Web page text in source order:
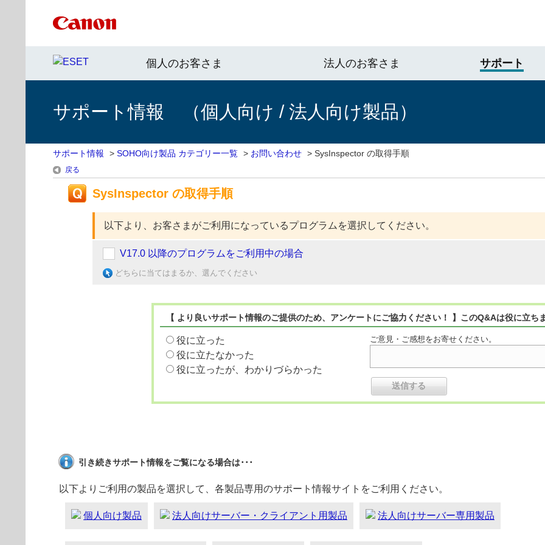
個人のお客さま 法人のお客さま サポート
サポート情報 （個人向け / 法人向け製品）
サポート情報 > SOHO向け製品 カテゴリー一覧 > お問い合わせ > SysInspector の取得手順
戻る
SysInspector の取得手順
以下より、お客さまがご利用になっているプログラムを選択してください。
V17.0 以降のプログラムをご利用中の場合
どちらに当てはまるか、選んでください
【 より良いサポート情報のご提供のため、アンケートにご協力ください！ 】このQ&Aは役に立ち
役に立った
役に立たなかった
役に立ったが、わかりづらかった
ご意見・ご感想をお寄せください。
引き続きサポート情報をご覧になる場合は･･･
以下よりご利用の製品を選択して、各製品専用のサポート情報サイトをご利用ください。
個人向け製品 法人向けサーバー・クライアント用製品 法人向けサーバー専用製品